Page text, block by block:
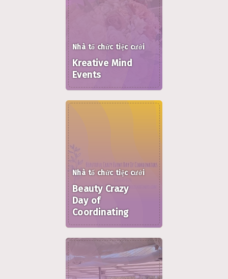
Nhà tổ chức tiệc cưới
Kreative Mind
Events
Nhà tổ chức tiệc cưới
Beauty Crazy
Day of
Coordinating